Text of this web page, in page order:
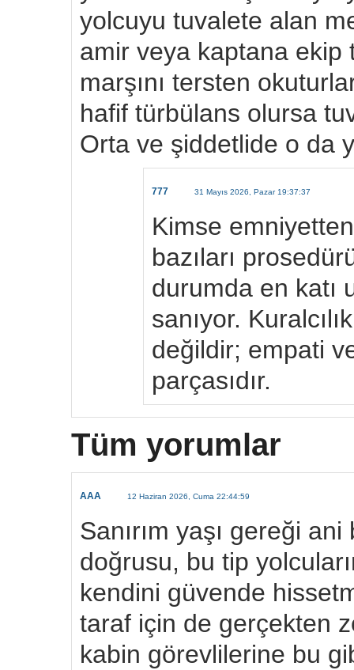
yolcuyu tuvalete alan
amir veya kaptana ekip
marşını tersten
hafif türbülans olursa
Orta ve şiddetlide o da
777 31 Mayıs 2026, Pazar 19:37:37
Kimse
bazıları
durumda en katı
sanıyor.
değildir; empati
parçasıdır.
Tüm yorumlar
AAA 12 Haziran 2026, Cuma 22:44:59
Sanırım yaşı gereği
doğrusu, bu tip
kendini güvende
taraf için de gerçekten
kabin görevlilerine bu